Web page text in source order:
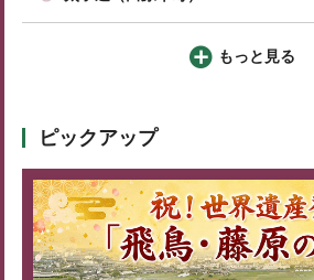
もっと見る
ピックアップ